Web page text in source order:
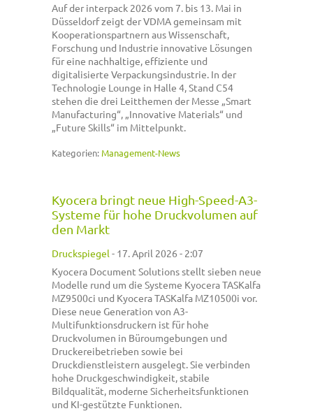
Auf der interpack 2026 vom 7. bis 13. Mai in
Düsseldorf zeigt der VDMA gemeinsam mit
Kooperationspartnern aus Wissenschaft,
Forschung und Industrie innovative Lösungen
für eine nachhaltige, effiziente und
digitalisierte Verpackungsindustrie. In der
Technologie Lounge in Halle 4, Stand C54
stehen die drei Leitthemen der Messe „Smart
Manufacturing“, „Innovative Materials“ und
„Future Skills“ im Mittelpunkt.
Kategorien: Management-News
Kyocera bringt neue High-Speed-A3-
Systeme für hohe Druckvolumen auf
den Markt
Druckspiegel - 17. April 2026 - 2:07
Kyocera Document Solutions stellt sieben neue
Modelle rund um die Systeme Kyocera TASKalfa
MZ9500ci und Kyocera TASKalfa MZ10500i vor.
Diese neue Generation von A3-
Multifunktionsdruckern ist für hohe
Druckvolumen in Büroumgebungen und
Druckereibetrieben sowie bei
Druckdienstleistern ausgelegt. Sie verbinden
hohe Druckgeschwindigkeit, stabile
Bildqualität, moderne Sicherheitsfunktionen
und KI-gestützte Funktionen.